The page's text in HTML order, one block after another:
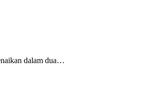
dalam dua…